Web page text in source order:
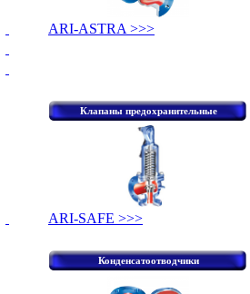
ARI-ASTRA >>>
Клапаны предохранительные
ARI-SAFE >>>
Конденсатоотводчики